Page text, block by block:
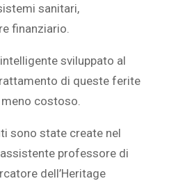
sanitari,
finanziario.
sviluppato al
di queste ferite
costoso.
sono state create nel
professore di
dell’Heritage